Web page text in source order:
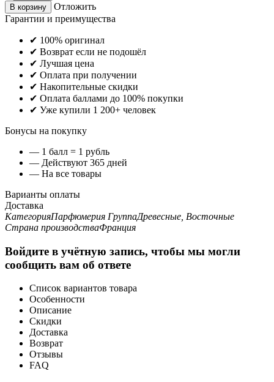
В корзину
Отложить
Гарантии и преимущества
✔ 100% оригинал
✔ Возврат если не подошёл
✔ Лучшая цена
✔ Оплата при получении
✔ Накопительные скидки
✔ Оплата баллами до 100% покупки
✔ Уже купили 1 200+ человек
Бонусы на покупку
— 1 балл = 1 рубль
— Действуют 365 дней
— На все товары
Варианты оплаты
Доставка
КатегорияПарфюмерия ГруппаДревесные, Восточные
Страна производстваФранция
Войдите в учётную запись, чтобы мы могли
сообщить вам об ответе
Список вариантов товара
Особенности
Описание
Скидки
Доставка
Возврат
Отзывы
FAQ